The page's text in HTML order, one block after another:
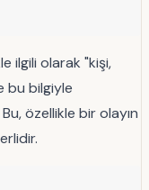
ilgili olarak "kişi,
bu bilgiyle
özellikle bir olayın